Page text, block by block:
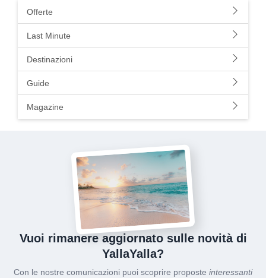
Offerte
Last Minute
Destinazioni
Guide
Magazine
Vuoi rimanere aggiornato sulle novità di
YallaYalla?
Con le nostre comunicazioni puoi scoprire proposte interessanti